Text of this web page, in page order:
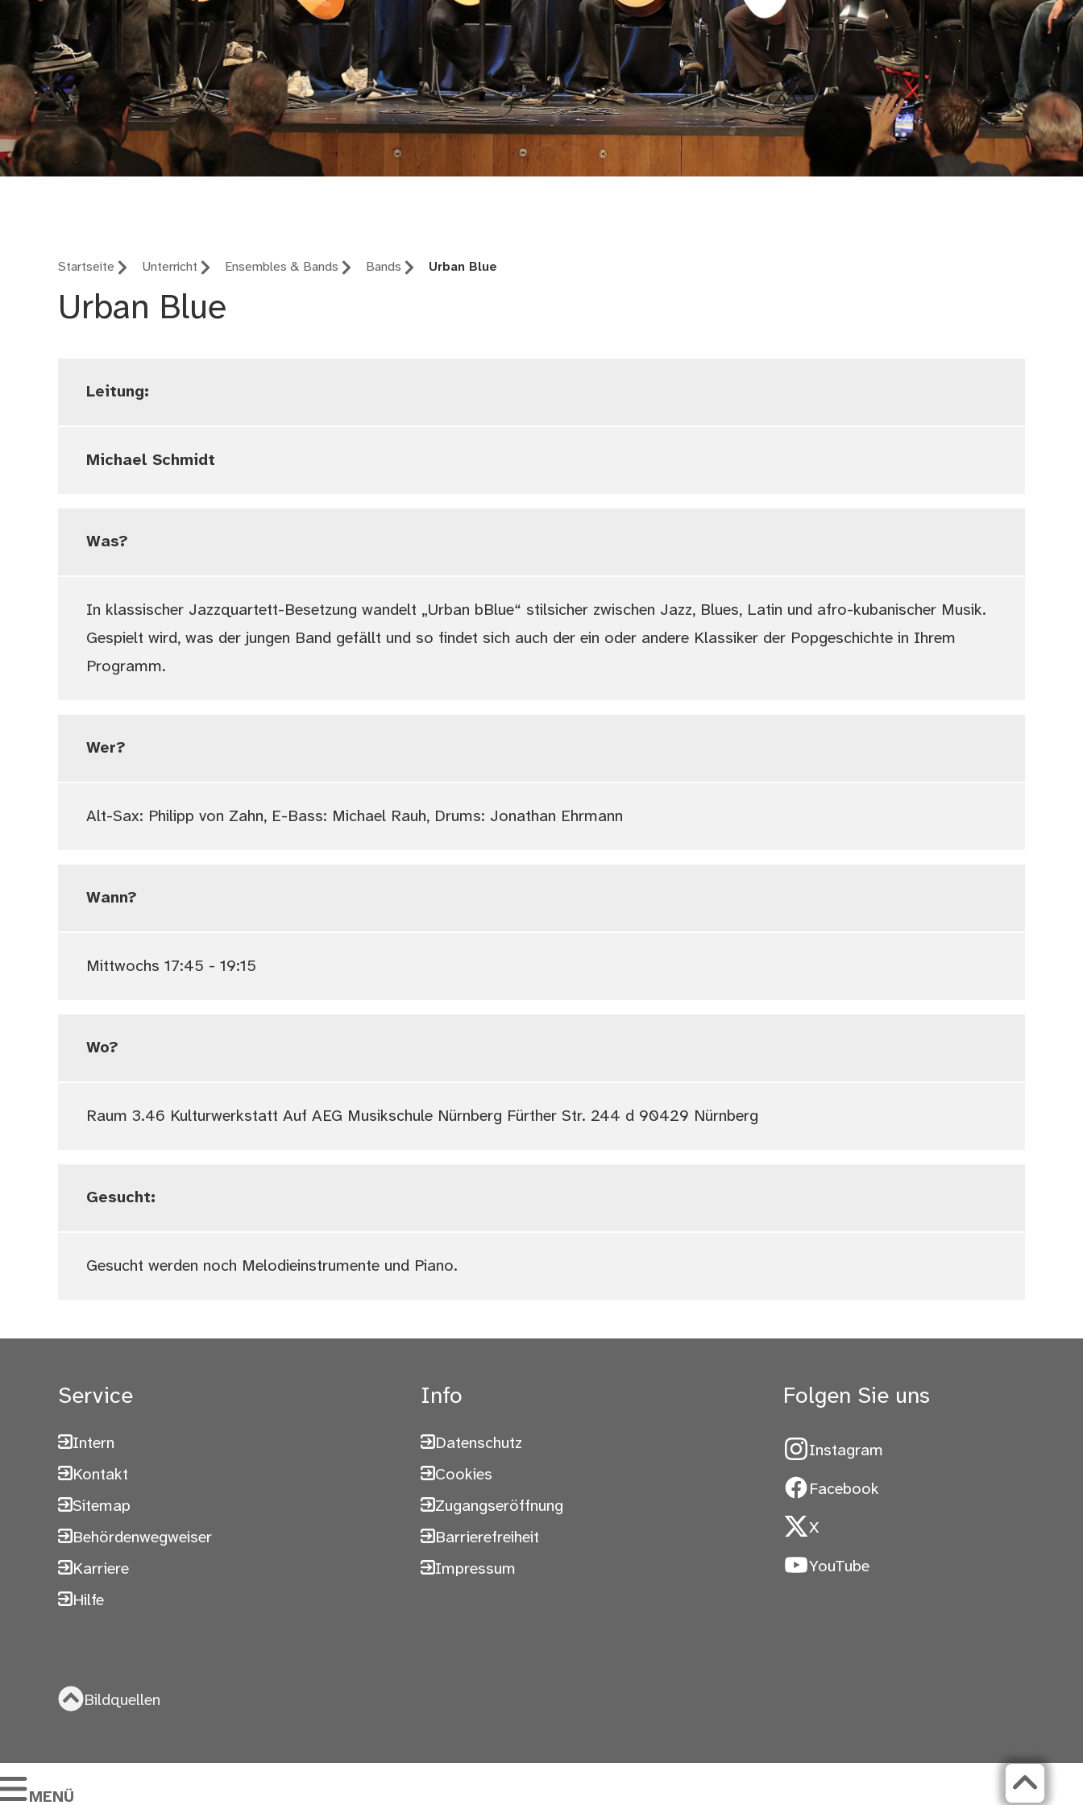
Startseite Unterricht Ensembles & Bands Bands Urban Blue
Urban Blue
Leitung:
Michael Schmidt
Was?
In klassischer Jazzquartett-Besetzung wandelt „Urban bBlue“ stilsicher zwischen Jazz, Blues, Latin und afro-kubanischer Musik.
Gespielt wird, was der jungen Band gefällt und so findet sich auch der ein oder andere Klassiker der Popgeschichte in Ihrem
Programm.
Wer?
Alt-Sax: Philipp von Zahn, E-Bass: Michael Rauh, Drums: Jonathan Ehrmann
Wann?
Mittwochs 17:45 - 19:15
Wo?
Raum 3.46 Kulturwerkstatt Auf AEG Musikschule Nürnberg Fürther Str. 244 d 90429 Nürnberg
Gesucht:
Gesucht werden noch Melodieinstrumente und Piano.
Service
Intern
Kontakt
Sitemap
Behördenwegweiser
Karriere
Hilfe
Info
Datenschutz
Cookies
Zugangseröffnung
Barrierefreiheit
Impressum
Folgen Sie uns
Instagram
Facebook
X
YouTube
Bildquellen
MENÜ